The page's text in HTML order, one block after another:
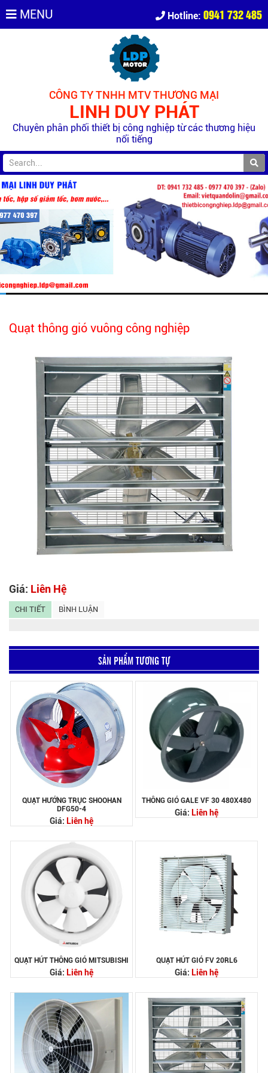
MENU Hotline: 0941 732 485
CÔNG TY TNHH MTV THƯƠNG MẠI
LINH DUY PHÁT
Chuyên phân phối thiết bị công nghiệp từ các thương hiệu
nổi tiếng
Quạt thông gió vuông công nghiệp
Giá: Liên Hệ
CHI TIẾT BÌNH LUẬN
SẢN PHẨM TƯƠNG TỰ
QUẠT HƯỚNG TRỤC SHOOHAN
DFG50-4
Giá: Liên hệ
THÔNG GIÓ GALE VF 30 480X480
Giá: Liên hệ
QUẠT HÚT THÔNG GIÓ MITSUBISHI
Giá: Liên hệ
QUẠT HÚT GIÓ FV 20RL6
Giá: Liên hệ